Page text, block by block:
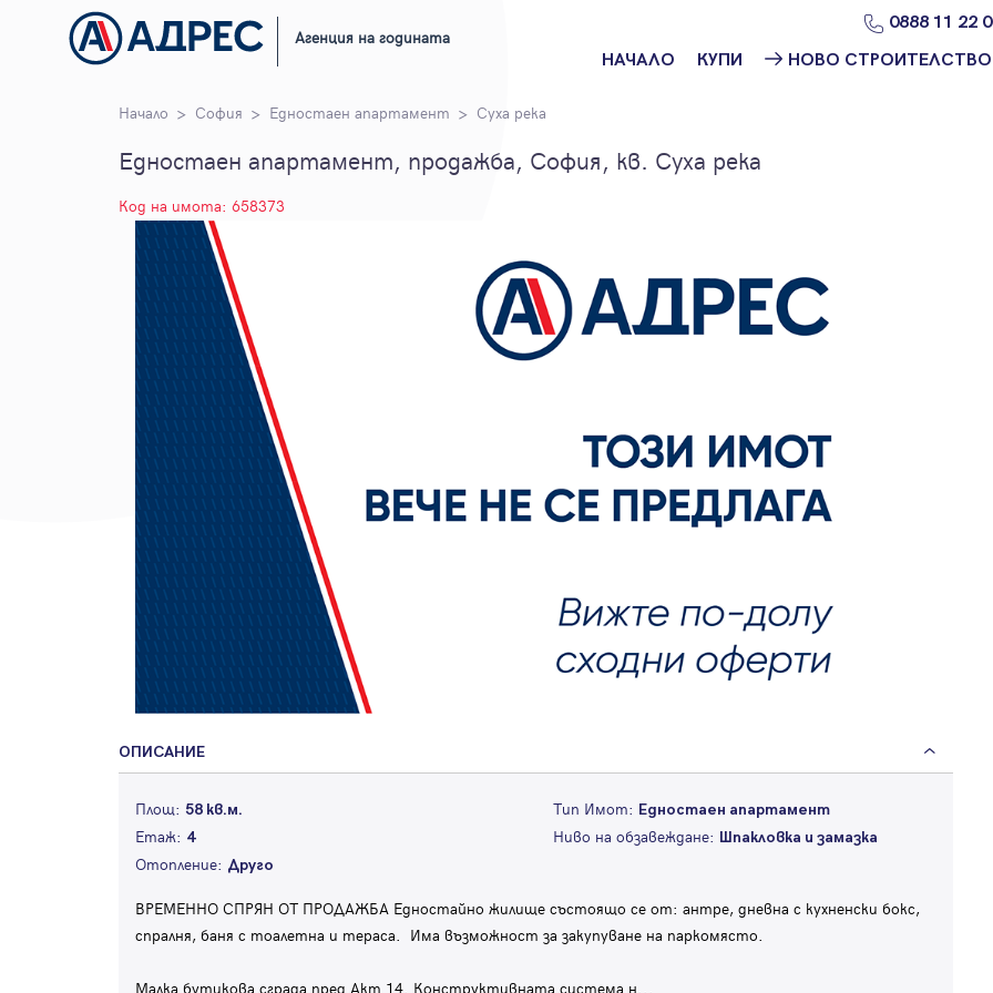
Агенция на годината
0888 11 22
НАЧАЛО КУПИ
Защо да купя
НОВО СТРОИТЕЛСТВО
строителство
строителство
Начало София Едностаен апартамент Суха река
Едностаен апартамент, продажба, София, кв. Суха река
Код на имота: 658373
ОПИСАНИЕ
Площ: 58 кв.м. Тип Имот: Едностаен апартамент
Етаж: 4 Ниво на обзавеждане: Шпакловка и замазка
Отопление: Друго
ВРЕМЕННО СПРЯН ОТ ПРОДАЖБА Едностайно жилище състоящо се от: антре, дневна с кухненски бокс,
спралня, баня с тоалетна и тераса. Има възможност за закупуване на паркомясто.
Малка бутикова сграда пред Акт 14. Конструктивната система н...